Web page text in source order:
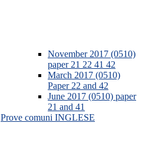
November 2017 (0510)
paper 21 22 41 42
March 2017 (0510)
Paper 22 and 42
June 2017 (0510) paper
21 and 41
Prove comuni INGLESE